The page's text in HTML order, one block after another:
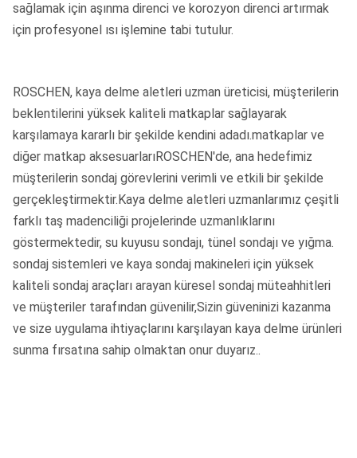
sağlamak için aşınma direnci ve korozyon direnci artırmak
için profesyonel ısı işlemine tabi tutulur.
ROSCHEN, kaya delme aletleri uzman üreticisi, müşterilerin
beklentilerini yüksek kaliteli matkaplar sağlayarak
karşılamaya kararlı bir şekilde kendini adadı.matkaplar ve
diğer matkap aksesuarlarıROSCHEN'de, ana hedefimiz
müşterilerin sondaj görevlerini verimli ve etkili bir şekilde
gerçekleştirmektir.Kaya delme aletleri uzmanlarımız çeşitli
farklı taş madenciliği projelerinde uzmanlıklarını
göstermektedir, su kuyusu sondajı, tünel sondajı ve yığma.
sondaj sistemleri ve kaya sondaj makineleri için yüksek
kaliteli sondaj araçları arayan küresel sondaj müteahhitleri
ve müşteriler tarafından güvenilir,Sizin güveninizi kazanma
ve size uygulama ihtiyaçlarını karşılayan kaya delme ürünleri
sunma fırsatına sahip olmaktan onur duyarız..